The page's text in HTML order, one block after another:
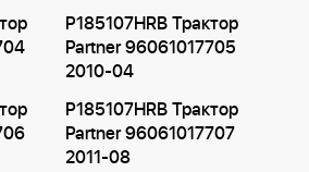
P185107HRB Трактор
Partner 96061017705
2010-04
P185107HRB Трактор
Partner 96061017707
2011-08